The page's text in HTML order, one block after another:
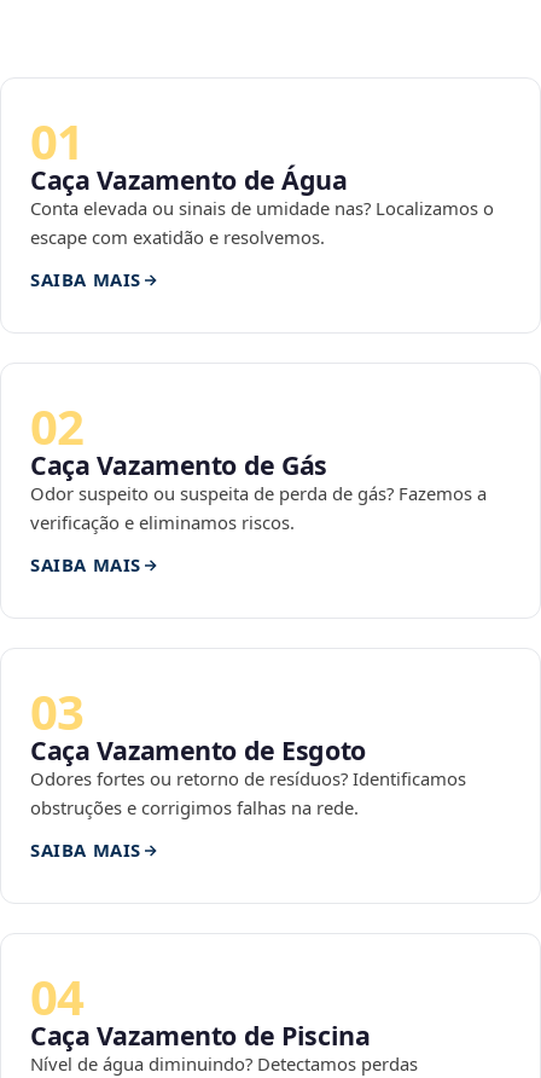
01
Caça Vazamento de Água
Conta elevada ou sinais de umidade nas? Localizamos o
escape com exatidão e resolvemos.
SAIBA MAIS
02
Caça Vazamento de Gás
Odor suspeito ou suspeita de perda de gás? Fazemos a
verificação e eliminamos riscos.
SAIBA MAIS
03
Caça Vazamento de Esgoto
Odores fortes ou retorno de resíduos? Identificamos
obstruções e corrigimos falhas na rede.
SAIBA MAIS
04
Caça Vazamento de Piscina
Nível de água diminuindo? Detectamos perdas